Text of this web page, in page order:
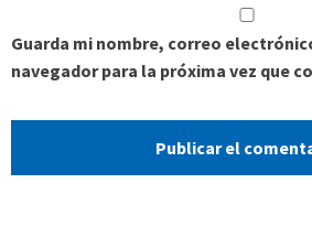
Guarda mi nombre, correo
navegador para la próxima vez que